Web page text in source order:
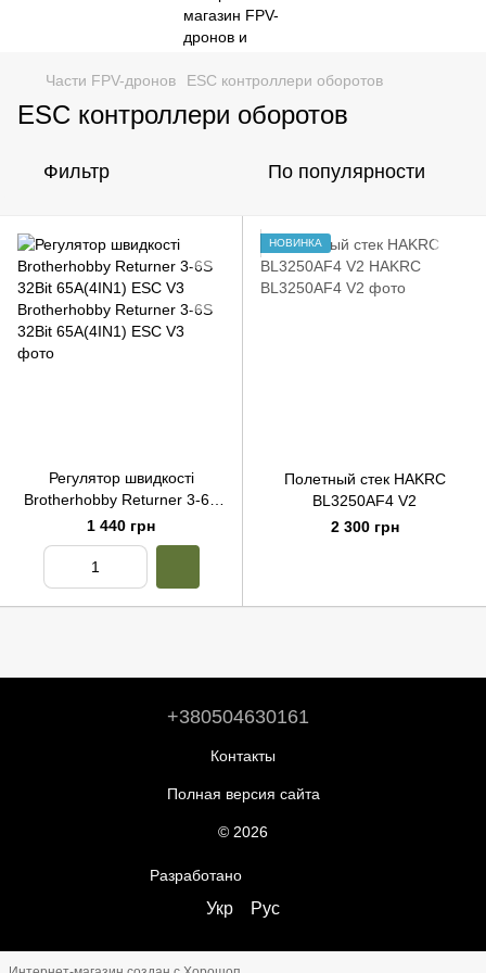
Части FPV-дронов ESC контроллери оборотов
ESC контроллери оборотов
Фильтр По популярности
Регулятор швидкості
Brotherhobby Returner 3-6S
32Bit 65A(4IN1) ESC V3
1 440 грн
НОВИНКА
Полетный стек HAKRC
BL3250AF4 V2
2 300 грн
+380504630161
Контакты
Полная версия сайта
© 2026
Разработано
Укр Рус